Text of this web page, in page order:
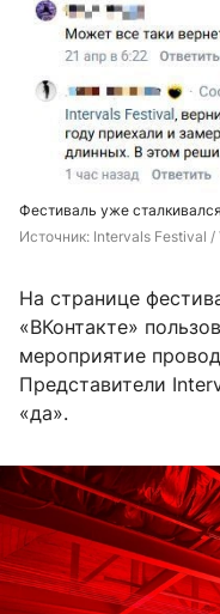
Фестиваль уже
Источник: Intervals Festival /
На странице
«ВКонтакте»
мероприятие
Представители
«да».